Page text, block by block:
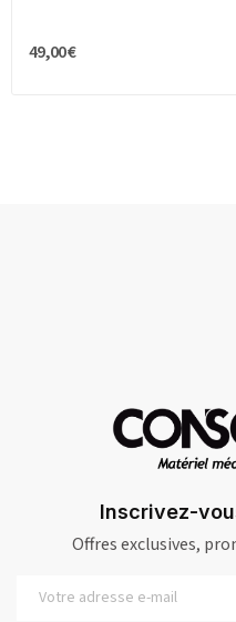
49,00 €
Inscrivez-
Offres exclusives,